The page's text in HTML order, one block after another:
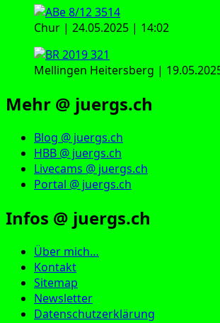
Chur | 24.05.2025 | 14:02
Mellingen Heitersberg |
Mehr @ juergs.ch
Blog @ juergs.ch
HBB @ juergs.ch
Livecams @ juergs.ch
Portal @ juergs.ch
Infos @ juergs.ch
Über mich…
Kontakt
Sitemap
Newsletter
Datenschutzerklärung